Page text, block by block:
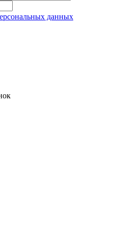
данных